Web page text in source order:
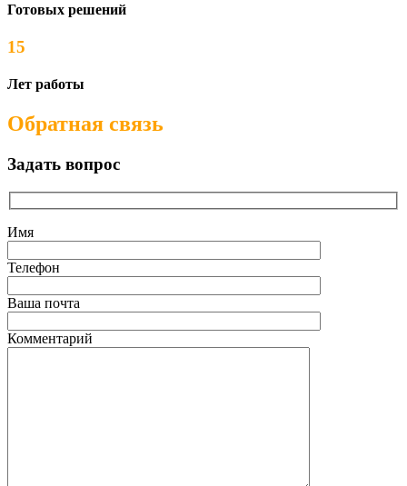
Готовых решений
15
Лет работы
Обратная связь
Задать вопрос
Имя
Телефон
Ваша почта
Комментарий